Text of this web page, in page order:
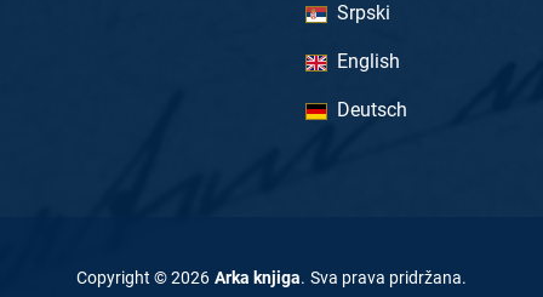
Srpski
English
Deutsch
Copyright ©2026 Arka knjiga. Sva prava pridržana.